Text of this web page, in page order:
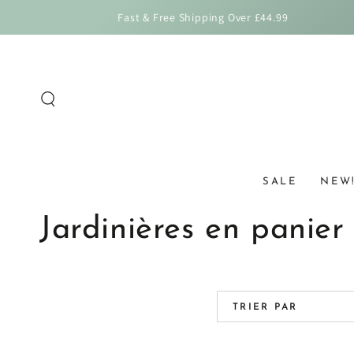
Fast & Free Shipping Over £44.99
SALE NEW!
Collection:
Jardinières en panier
TRIER PAR